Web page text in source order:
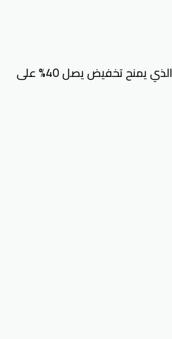
اشتهر متجر مفارش الحبيب بالمنتجات الراقية من المفارش والوسائد والأرواب والديكورات المنزلية بأسعار مناسبة تمامًا مع كود خصم موقع مفارش الحبيب (Coupon) الذي يمنح تخفيض يصل 40% على